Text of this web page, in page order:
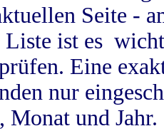
Seite -
Liste ist es
Eine
nur
Monat und Jahr.